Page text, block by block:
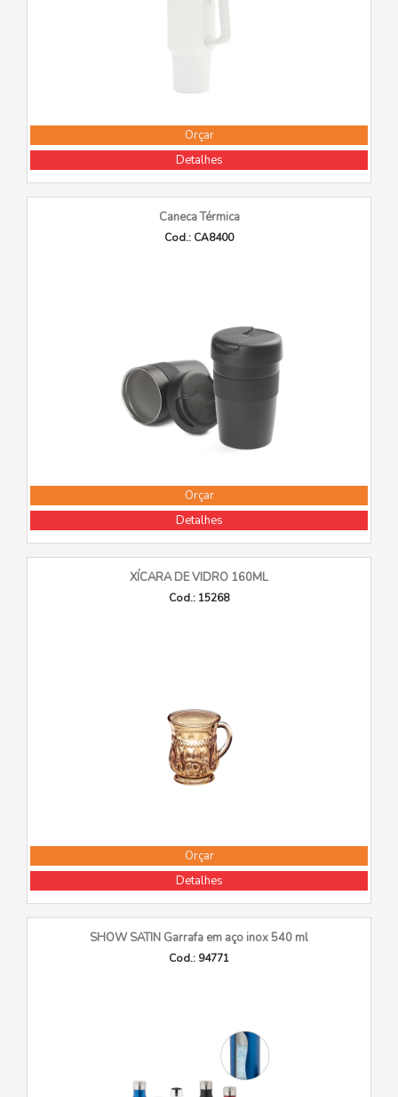
Orçar
Detalhes
Caneca Térmica
Cod.: CA8400
Orçar
Detalhes
XÍCARA DE VIDRO 160ML
Cod.: 15268
Orçar
Detalhes
SHOW SATIN Garrafa em aço inox 540 ml
Cod.: 94771